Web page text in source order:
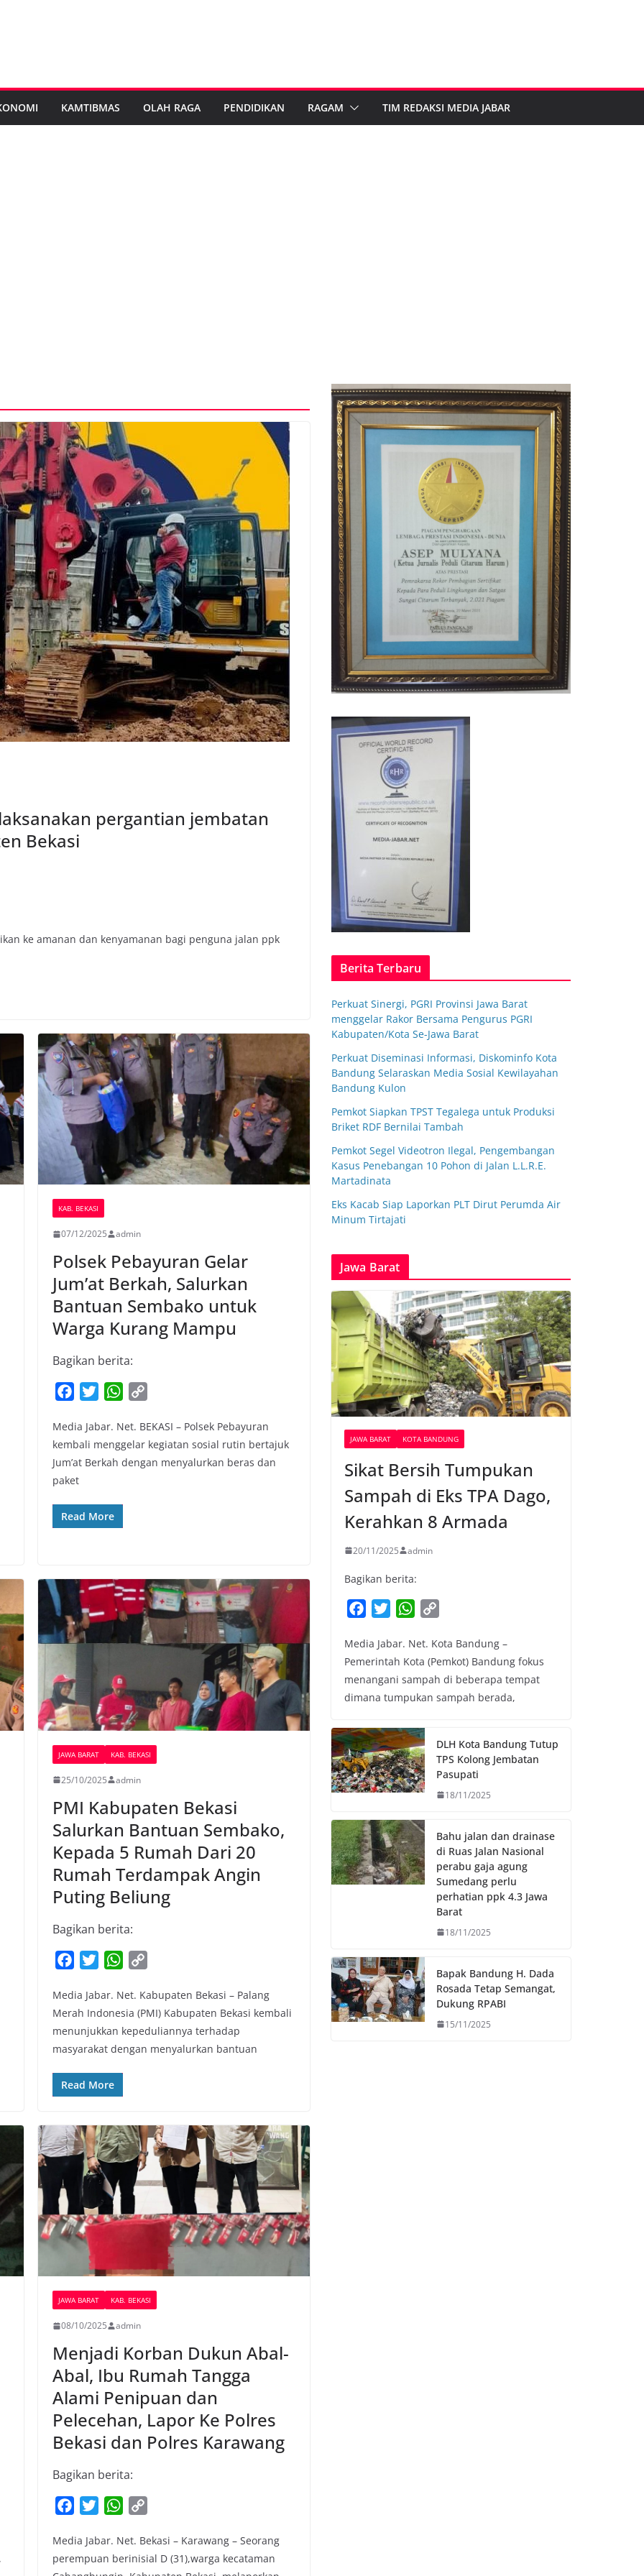
KAMTIBMAS OLAH RAGA PENDIDIKAN RAGAM TIM REDAKSI MEDIA JABAR
pergantian jembatan
Bekasi
ke amanan dan kenyamanan bagi penguna jalan ppk
KAB. BEKASI
07/12/2025 admin
Polsek Pebayuran Gelar
Jum’at Berkah, Salurkan
Bantuan Sembako untuk
Warga Kurang Mampu
Bagikan berita:
c
e
b
o
o
k
i
t
t
r
W
a
t
s
p
p
y
L
Media Jabar. Net. BEKASI – Polsek Pebayuran
kembali menggelar kegiatan sosial rutin bertajuk
Jum’at Berkah dengan menyalurkan beras dan
paket
Read More
JAWA BARAT KAB. BEKASI
25/10/2025 admin
PMI Kabupaten Bekasi
Salurkan Bantuan Sembako,
Kepada 5 Rumah Dari 20
Rumah Terdampak Angin
Puting Beliung
Bagikan berita:
c
e
b
o
o
k
i
t
t
e
r
W
a
t
s
A
p
p
y
L
Media Jabar. Net. Kabupaten Bekasi – Palang
Merah Indonesia (PMI) Kabupaten Bekasi kembali
menunjukkan kepeduliannya terhadap
masyarakat dengan menyalurkan bantuan
Read More
JAWA BARAT KAB. BEKASI
08/10/2025 admin
Menjadi Korban Dukun Abal-
Abal, Ibu Rumah Tangga
Alami Penipuan dan
Pelecehan, Lapor Ke Polres
Bekasi dan Polres Karawang
Bagikan berita:
c
e
i
t
W
a
t
p
y
Media Jabar. Net. Bekasi – Karawang – Seorang
perempuan berinisial D (31),warga kecataman
Berita Terbaru
Perkuat Sinergi, PGRI Provinsi Jawa Barat
menggelar Rakor Bersama Pengurus PGRI
Kabupaten/Kota Se-Jawa Barat
Perkuat Diseminasi Informasi, Diskominfo Kota
Bandung Selaraskan Media Sosial Kewilayahan
Bandung Kulon
Pemkot Siapkan TPST Tegalega untuk Produksi
Briket RDF Bernilai Tambah
Pemkot Segel Videotron Ilegal, Pengembangan
Kasus Penebangan 10 Pohon di Jalan L.L.R.E.
Martadinata
Eks Kacab Siap Laporkan PLT Dirut Perumda Air
Minum Tirtajati
Jawa Barat
JAWA BARAT KOTA BANDUNG
Sikat Bersih Tumpukan
Sampah di Eks TPA Dago,
Kerahkan 8 Armada
20/11/2025 admin
Bagikan berita:
c
e
b
o
k
i
t
t
e
W
a
t
s
A
p
p
y
L
i
k
Media Jabar. Net. Kota Bandung –
Pemerintah Kota (Pemkot) Bandung fokus
menangani sampah di beberapa tempat
dimana tumpukan sampah berada,
DLH Kota Bandung Tutup
TPS Kolong Jembatan
Pasupati
18/11/2025
Bahu jalan dan drainase
di Ruas Jalan Nasional
perabu gaja agung
Sumedang perlu
perhatian ppk 4.3 Jawa
Barat
18/11/2025
Bapak Bandung H. Dada
Rosada Tetap Semangat,
Dukung RPABI
15/11/2025